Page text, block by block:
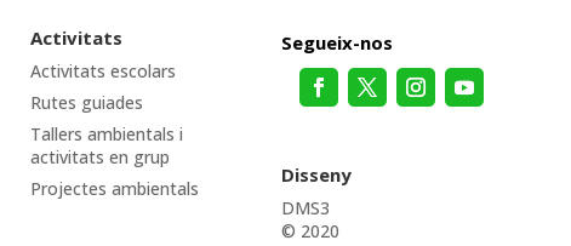
Activitats
Activitats escolars
Rutes guiades
Tallers ambientals i
activitats en grup
Projectes ambientals
Segueix-nos
Disseny
DMS3
© 2020